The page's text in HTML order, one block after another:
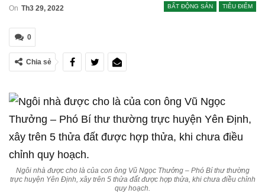
BẤT ĐỘNG SẢN TIÊU ĐIỂM
On Th3 29, 2022
0
Chia sẻ
Ngôi nhà được cho là của con ông Vũ Ngọc Thưởng – Phó Bí thư thường
trực huyện Yên Định, xây trên 5 thửa đất được hợp thửa, khi chưa điều chỉnh
quy hoạch.